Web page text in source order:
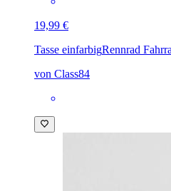
19,99 €
Tasse einfarbigRennrad
von Class84